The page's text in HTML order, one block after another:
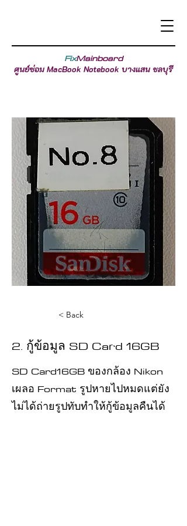
FixMainboard
ศูนย์ซ่อม MacBook Notebook บางแสน ชลบุรี
< Back
2. กู้ข้อมูล SD Card 16GB
SD Card16GB ของกล้อง Nikon
เผลอ Format รูปหายไปหมดแต่ยัง
ไม่ได้ถ่ายรูปทับทำให้กู้ข้อมูลคืนได้